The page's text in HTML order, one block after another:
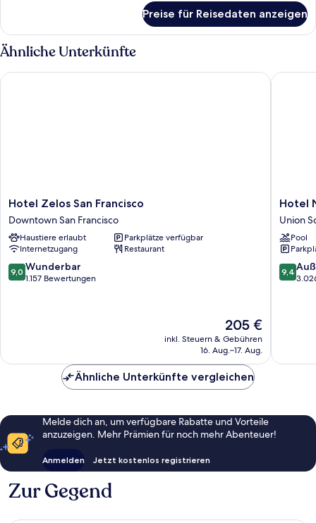
(ADA)
anzeigen
Zimmer,
1 King-
Bett
Schlafsofa
Preise für Reisedaten anzeigen
Ähnliche Unterkünfte
Hotel
Zelos
San
Francisco
Downtown
San
Francisco
Hotel Zelos San Francisco
Downtown San Francisco
Haustiere erlaubt
Parkplätze verfügbar
Internetzugang
Restaurant
9.0
von
9,0 Wunderbar
1.157 Bewertungen
Der
Preis
beträgt
205 €
inkl. Steuern & Gebühren
16. Aug.–17. Aug.
Hotel Zelos San Francisco
Hotel
Nikko
San
Union
Square
-
Hotel
Union
Pool
9.4
von
9,4
Hotel
Ähnliche Unterkünfte vergleichen
Melde dich an, um verfügbare Rabatte und Vorteile
anzuzeigen. Mehr Prämien für noch mehr Abenteuer!
Anmelden Jetzt kostenlos registrieren
Zur Gegend